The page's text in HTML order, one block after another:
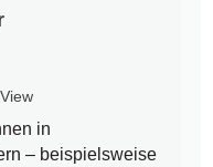
in
– beispielsweise